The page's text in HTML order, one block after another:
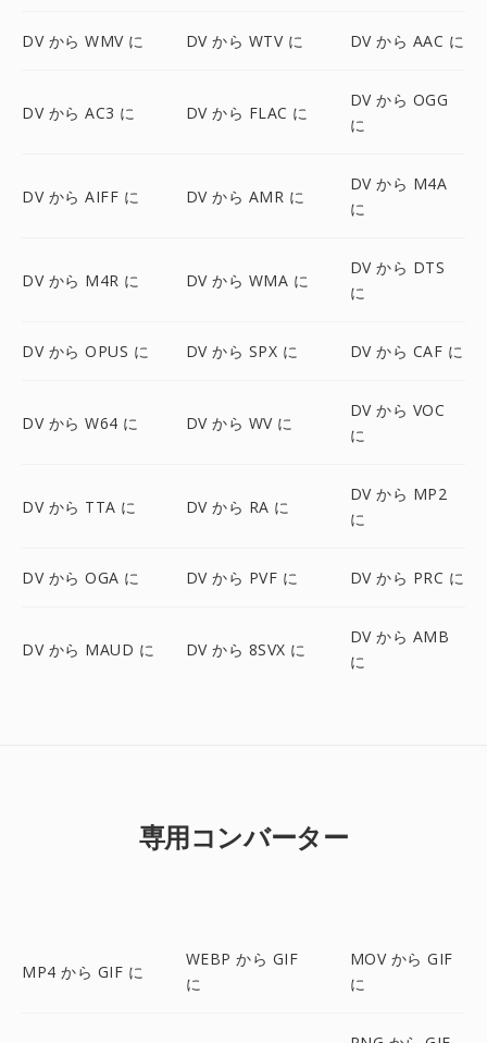
DV から WMV に DV から WTV に DV から AAC に
DV から AC3 に DV から FLAC に
DV から OGG
に
DV から AIFF に DV から AMR に
DV から M4A
に
DV から M4R に DV から WMA に
DV から DTS
に
DV から OPUS に DV から SPX に DV から CAF に
DV から W64 に DV から WV に
DV から VOC
に
DV から TTA に DV から RA に
DV から MP2
に
DV から OGA に DV から PVF に DV から PRC に
DV から MAUD に DV から 8SVX に
DV から AMB
に
専用コンバーター
MP4 から GIF に
WEBP から GIF
に
MOV から GIF
に